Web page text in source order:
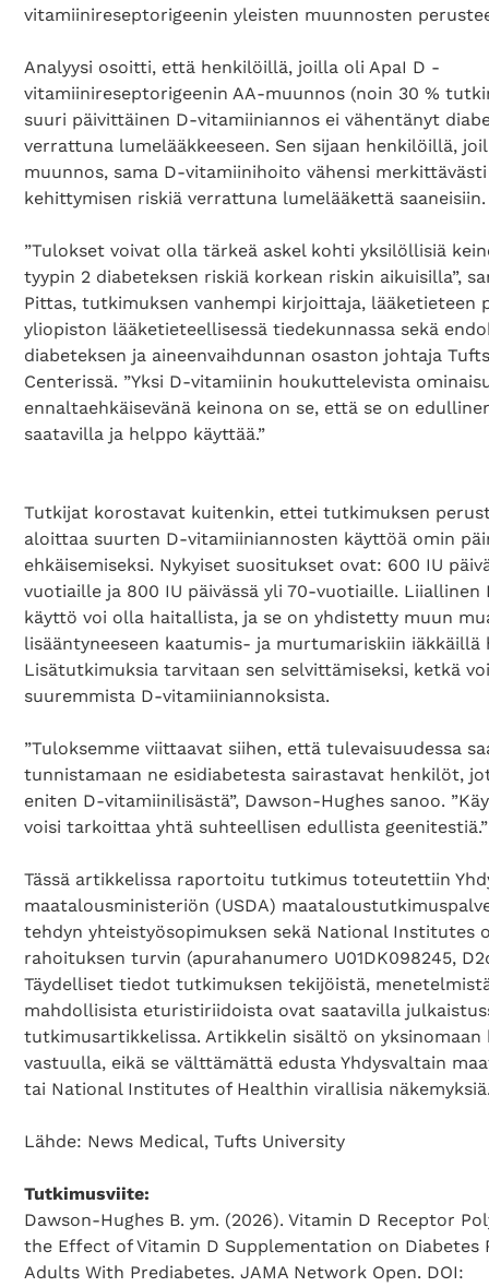
vitamiinireseptorigeenin yleisten muunnosten
Analyysi osoitti, että henkilöillä, joilla oli ApaI D -
vitamiinireseptorigeenin AA-muunnos (noin 30 %
suuri päivittäinen D-vitamiiniannos ei vähentänyt
verrattuna lumelääkkeeseen. Sen sijaan henkilöillä,
muunnos, sama D-vitamiinihoito vähensi
kehittymisen riskiä verrattuna lumelääkettä saaneisiin.
”Tulokset voivat olla tärkeä askel kohti yksilöllisiä
tyypin 2 diabeteksen riskiä korkean riskin aikuisilla”,
Pittas, tutkimuksen vanhempi kirjoittaja, lääketieteen
yliopiston lääketieteellisessä tiedekunnassa sekä
diabeteksen ja aineenvaihdunnan osaston johtaja
Centerissä. ”Yksi D-vitamiinin houkuttelevista
ennaltaehkäisevänä keinona on se, että se on
saatavilla ja helppo käyttää.”
Tutkijat korostavat kuitenkin, ettei tutkimuksen
aloittaa suurten D-vitamiiniannosten käyttöä omin
ehkäisemiseksi. Nykyiset suositukset ovat: 600 IU
vuotiaille ja 800 IU päivässä yli 70-vuotiaille. Liiallinen
käyttö voi olla haitallista, ja se on yhdistetty muun
lisääntyneeseen kaatumis- ja murtumariskiin iäkkäillä
Lisätutkimuksia tarvitaan sen selvittämiseksi, ketkä
suuremmista D-vitamiiniannoksista.
”Tuloksemme viittaavat siihen, että tulevaisuudessa
tunnistamaan ne esidiabetesta sairastavat henkilöt,
eniten D-vitamiinilisästä”, Dawson-Hughes sanoo.
voisi tarkoittaa yhtä suhteellisen edullista geenitestiä.”
Tässä artikkelissa raportoitu tutkimus toteutettiin
maatalousministeriön (USDA)
tehdyn yhteistyösopimuksen sekä National Institutes
rahoituksen turvin (apurahanumero U01DK098245,
Täydelliset tiedot tutkimuksen tekijöistä,
mahdollisista eturistiriidoista ovat saatavilla
tutkimusartikkelissa. Artikkelin sisältö on
vastuulla, eikä se välttämättä edusta Yhdysvaltain
tai National Institutes of Healthin virallisia
Lähde: News Medical, Tufts University
Tutkimusviite:
Dawson-Hughes B. ym. (2026). Vitamin D Receptor
the Effect of Vitamin D Supplementation on Diabetes
Adults With Prediabetes. JAMA Network Open. DOI: